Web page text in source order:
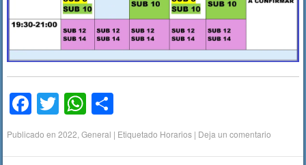
F
a
c
T
wi
tt
W
h
at
o
m
Publicado en2022 ,General | Etiquetado Horarios | Deja un comentario